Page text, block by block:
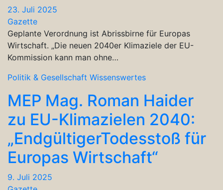
23. Juli 2025
Gazette
Geplante Verordnung ist Abrissbirne für Europas
Wirtschaft. „Die neuen 2040er Klimaziele der EU-
Kommission kann man ohne…
Politik & Gesellschaft Wissenswertes
MEP Mag. Roman Haider
zu EU-Klimazielen 2040:
„EndgültigerTodesstoß für
Europas Wirtschaft“
9. Juli 2025